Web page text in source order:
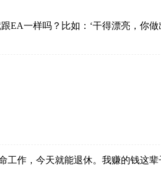
EA一样吗？比如：‘干得漂亮，你
作，今天就能退休。我赚的钱这